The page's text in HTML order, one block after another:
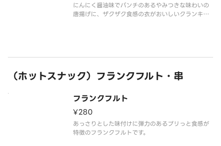
にんにく醤油味でパンチのあるやみつきな味わいの
唐揚げに、ザクザク食感の衣がおいしいクランキー
（ホットスナック）フランクフルト・串
フランクフルト
¥280
あっさりとした味付けに弾力のあるプリっと食感が
特徴のフランクフルトです。